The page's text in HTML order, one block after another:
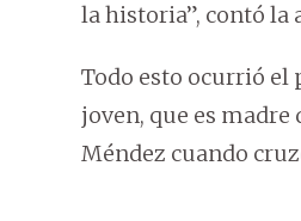
la historia”, contó la
Todo esto ocurrió el
joven, que es madre
Méndez cuando